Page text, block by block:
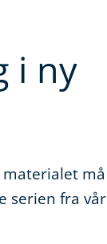
i ny
materialet må
serien fra vår